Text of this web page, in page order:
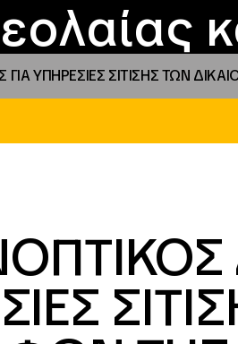
Το
ΥΠΗΡΕΣΙΕΣ ΣΙΤΙΣΗΣ ΤΩΝ